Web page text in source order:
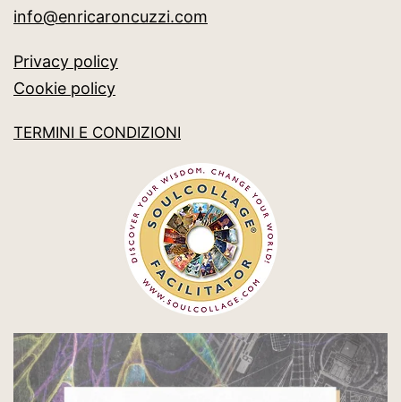
info@enricaroncuzzi.com
Privacy policy
Cookie policy
TERMINI E CONDIZIONI